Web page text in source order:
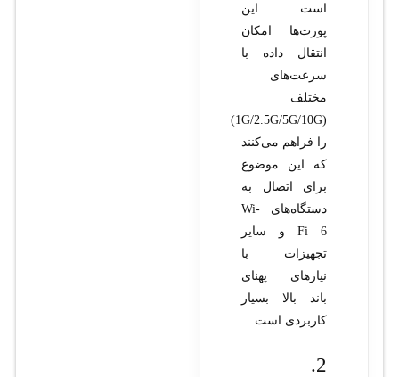
است. این
پورت‌ها امکان
انتقال داده با
سرعت‌های
مختلف
(1G/2.5G/5G/10G)
را فراهم می‌کنند
که این موضوع
برای اتصال به
دستگاه‌های Wi-
Fi 6 و سایر
تجهیزات با
نیازهای پهنای
باند بالا بسیار
کاربردی است.
2.